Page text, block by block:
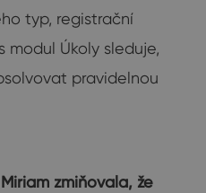
typ, registrační
modul Úkoly sleduje,
pravidelnou
zmiňovala, že